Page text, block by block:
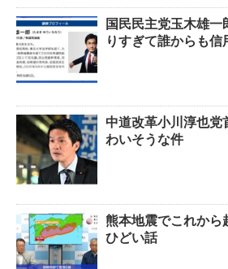
国民民主党玉木雄
りすぎて誰からも信
中道改革小川淳也党
わいそうな件
熊本地震でこれか
ひどい話